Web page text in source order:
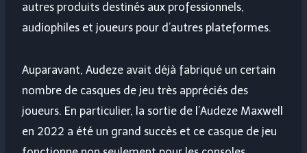
autres produits destinés aux professionnels,
audiophiles et joueurs pour d’autres plateformes.
Auparavant, Audeze avait déjà fabriqué un certain
nombre de casques de jeu très appréciés des
joueurs. En particulier, la sortie de l’Audeze Maxwell
en 2022 a été un grand succès et ce casque de jeu